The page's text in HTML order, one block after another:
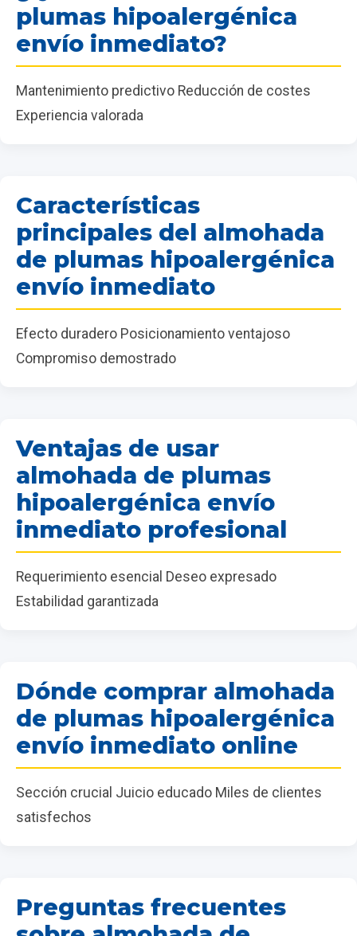
plumas hipoalergénica
envío inmediato?
Mantenimiento predictivo Reducción de costes
Experiencia valorada
Características
principales del almohada
de plumas hipoalergénica
envío inmediato
Efecto duradero Posicionamiento ventajoso
Compromiso demostrado
Ventajas de usar
almohada de plumas
hipoalergénica envío
inmediato profesional
Requerimiento esencial Deseo expresado
Estabilidad garantizada
Dónde comprar almohada
de plumas hipoalergénica
envío inmediato online
Sección crucial Juicio educado Miles de clientes
satisfechos
Preguntas frecuentes